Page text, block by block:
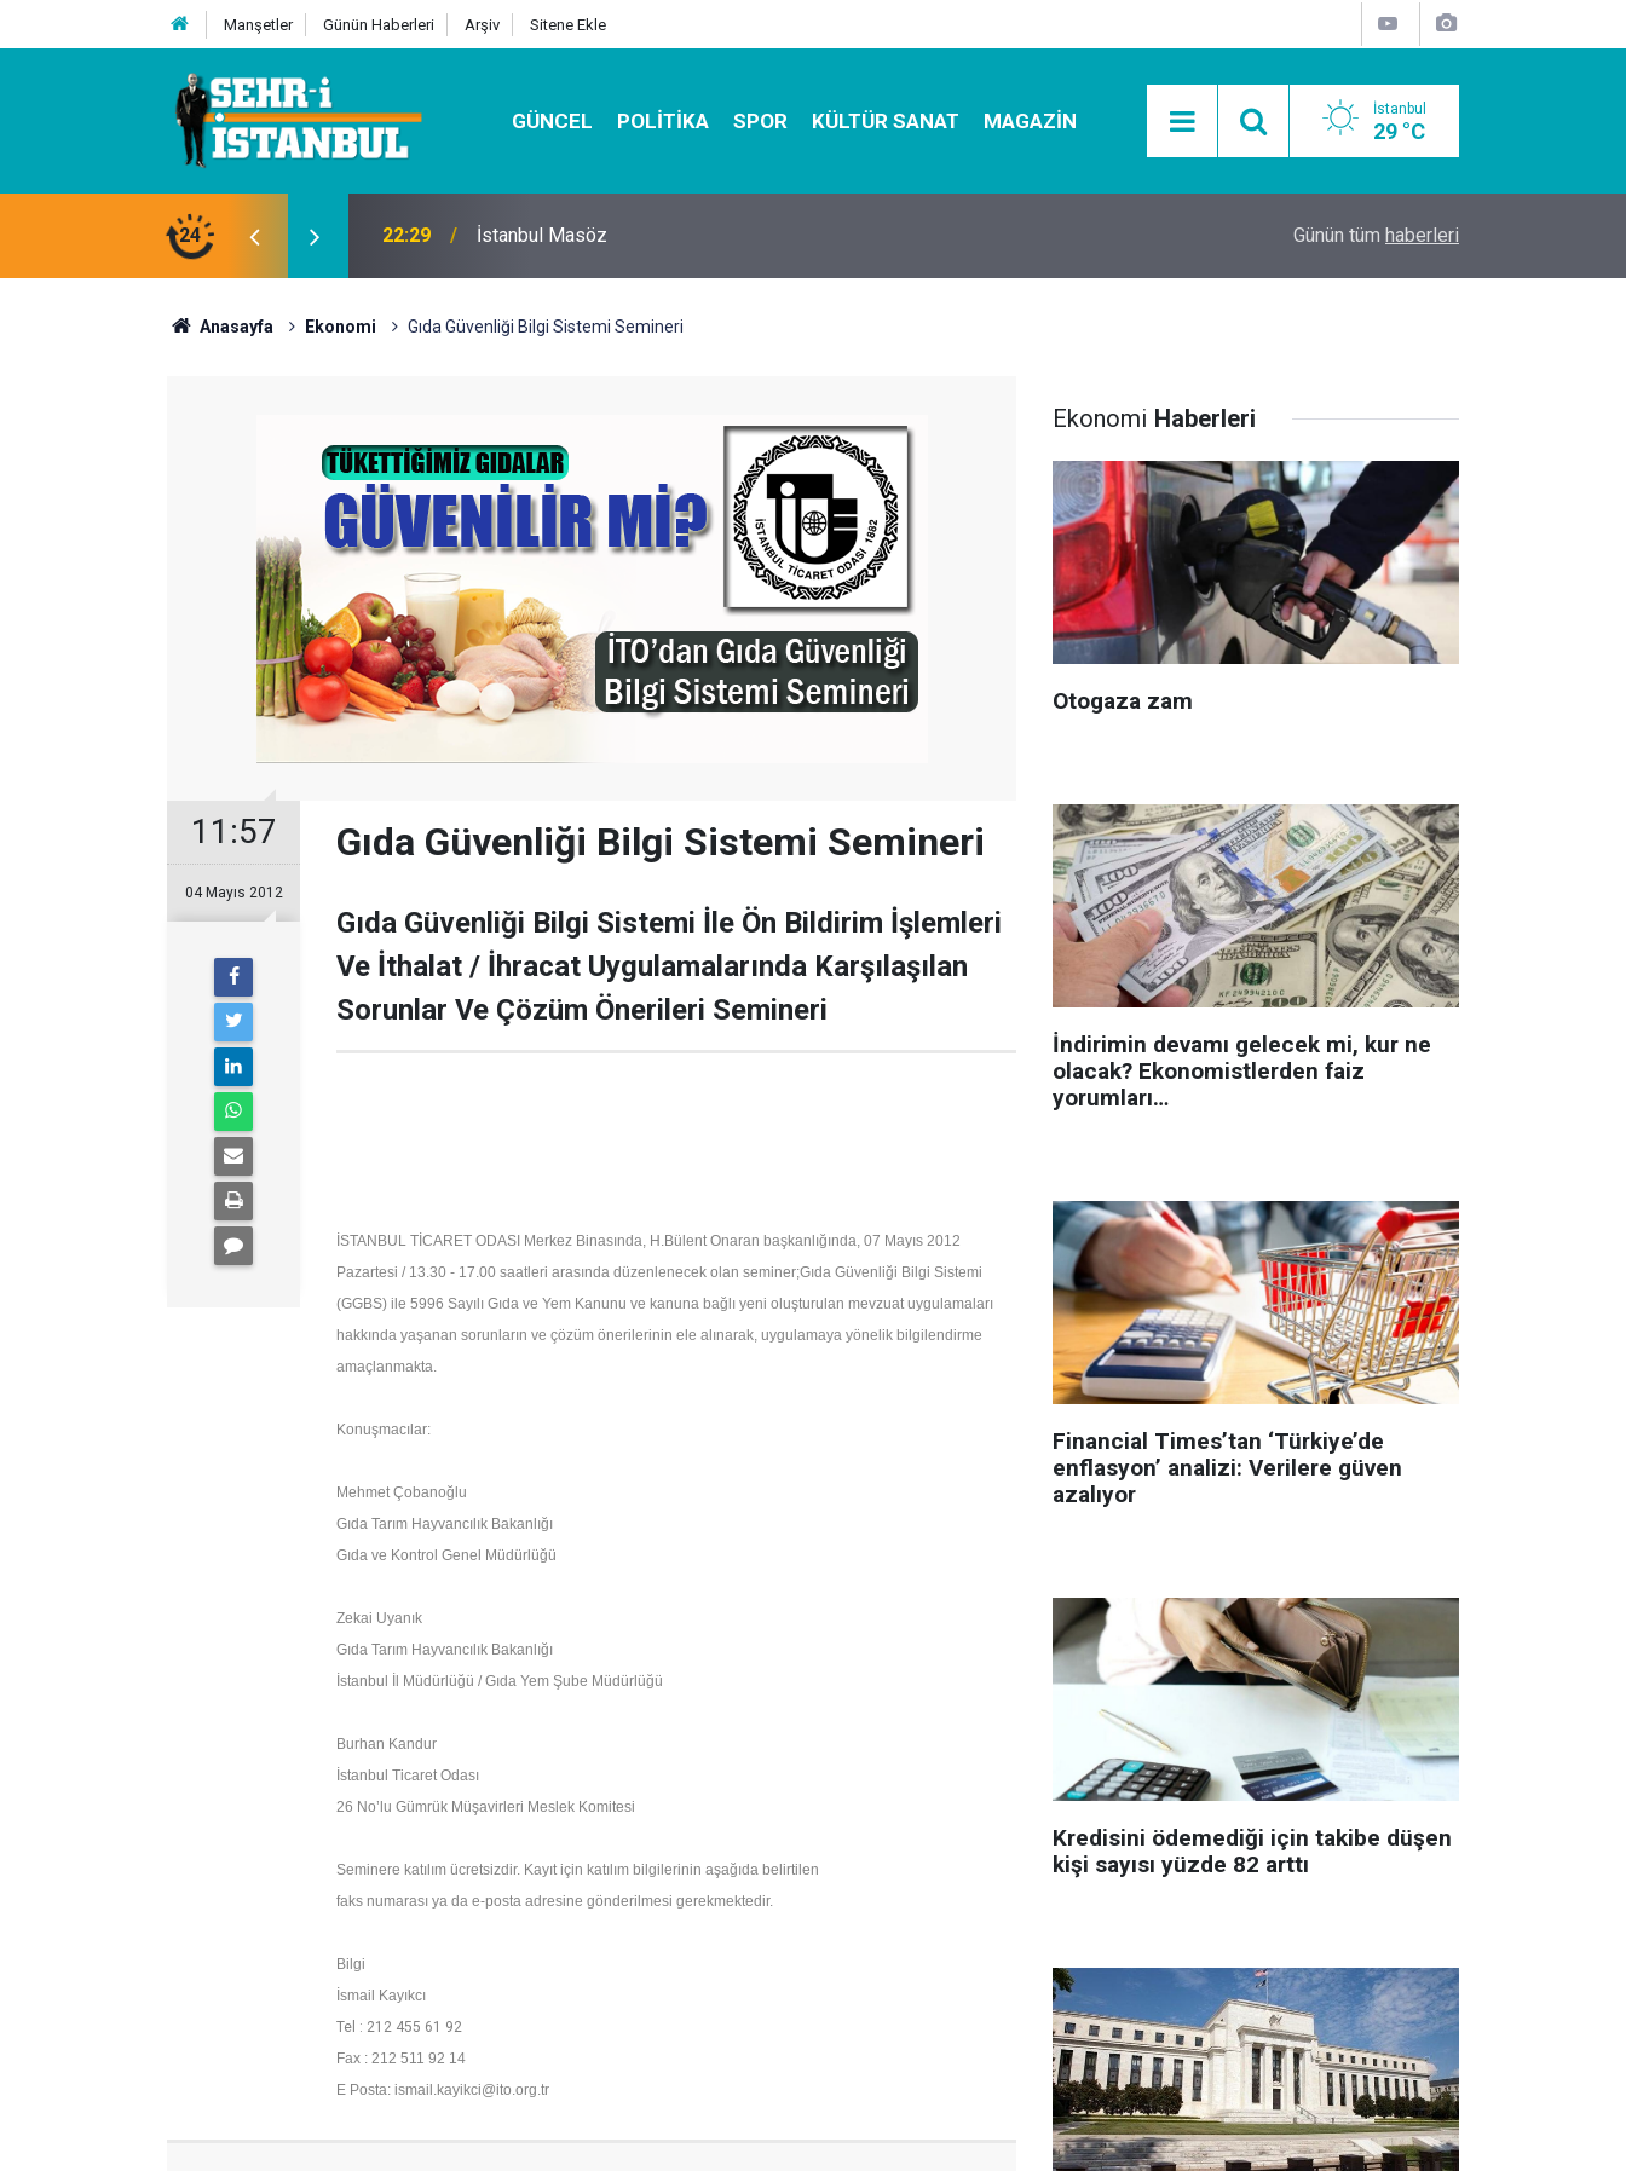
Manşetler Günün Haberleri Arşiv Sitene Ekle
GÜNCEL POLITIKA SPOR KÜLTÜR SANAT MAGAZIN İstanbul
29 °C
24 07:32 Kutu Sihirbazı ile Estetik, Dayanıklı ve Çevre Dostu Ambalaj Mobil Araçlarla Hayır Lokması Dağıtımının
Günün tüm haberleri
Anasayfa Ekonomi Gıda Güvenliği Bilgi Sistemi Semineri
11:57
04 Mayıs 2012
Gıda Güvenliği Bilgi Sistemi Semineri
Gıda Güvenliği Bilgi Sistemi İle Ön Bildirim İşlemleri
Ve İthalat / İhracat Uygulamalarında Karşılaşılan
Sorunlar Ve Çözüm Önerileri Semineri
İSTANBUL TİCARET ODASI Merkez Binasında, H.Bülent Onaran başkanlığında, 07 Mayıs 2012
Pazartesi / 13.30 - 17.00 saatleri arasında düzenlenecek olan seminer;Gıda Güvenliği Bilgi Sistemi
(GGBS) ile 5996 Sayılı Gıda ve Yem Kanunu ve kanuna bağlı yeni oluşturulan mevzuat uygulamaları
hakkında yaşanan sorunların ve çözüm önerilerinin ele alınarak, uygulamaya yönelik bilgilendirme
amaçlanmakta.
Konuşmacılar:
Mehmet Çobanoğlu
Gıda Tarım Hayvancılık Bakanlığı
Gıda ve Kontrol Genel Müdürlüğü
Zekai Uyanık
Gıda Tarım Hayvancılık Bakanlığı
İstanbul İl Müdürlüğü / Gıda Yem Şube Müdürlüğü
Burhan Kandur
İstanbul Ticaret Odası
26 No’lu Gümrük Müşavirleri Meslek Komitesi
Seminere katılım ücretsizdir. Kayıt için katılım bilgilerinin aşağıda belirtilen
faks numarası ya da e-posta adresine gönderilmesi gerekmektedir.
Bilgi
İsmail Kayıkcı
Tel : 212 455 61 92
Fax : 212 511 92 14
E Posta: ismail.kayikci@ito.org.tr
Ekonomi Haberleri
Otogaza zam
İndirimin devamı gelecek mi, kur ne
olacak? Ekonomistlerden faiz
yorumları…
Financial Times’tan ‘Türkiye’de
enflasyon’ analizi: Verilere güven
azalıyor
Kredisini ödemediği için takibe düşen
kişi sayısı yüzde 82 arttı